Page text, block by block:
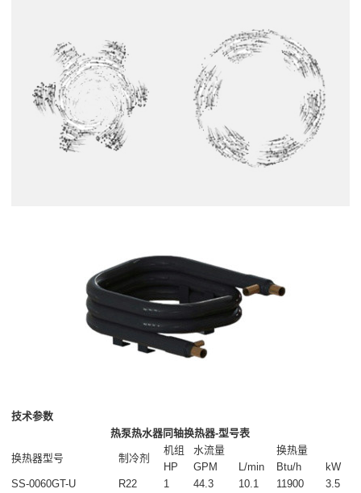
技术参数
热泵热水器同轴换热器-型号表
换热器型号 制冷剂
机组 水流量
换热量
HP
GPM L/min Btu/h
kW
SS-0060GT-U
R22 1 44.3 10.1 11900
3.5